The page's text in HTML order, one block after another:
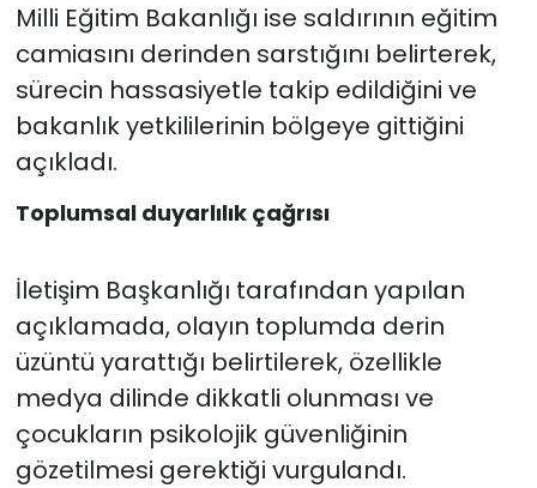
Milli Eğitim Bakanlığı ise saldırının eğitim
camiasını derinden sarstığını belirterek,
sürecin hassasiyetle takip edildiğini ve
bakanlık yetkililerinin bölgeye gittiğini
açıkladı.
Toplumsal duyarlılık çağrısı
İletişim Başkanlığı tarafından yapılan
açıklamada, olayın toplumda derin
üzüntü yarattığı belirtilerek, özellikle
medya dilinde dikkatli olunması ve
çocukların psikolojik güvenliğinin
gözetilmesi gerektiği vurgulandı.